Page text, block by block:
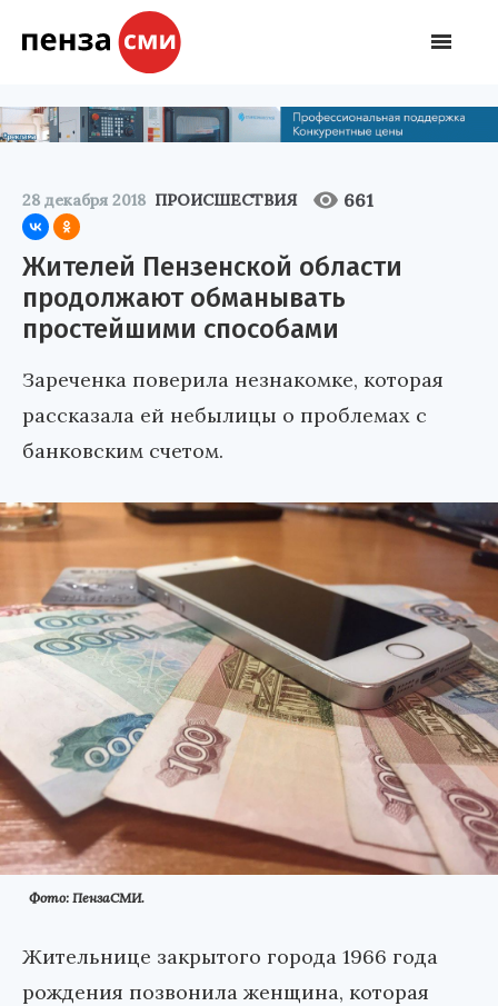
28 декабря 2018 ПРОИСШЕСТВИЯ 661
Жителей Пензенской области
продолжают обманывать
простейшими способами
Зареченка поверила незнакомке, которая
рассказала ей небылицы о проблемах с
банковским счетом.
Фото: ПензаСМИ.
Жительнице закрытого города 1966 года
рождения позвонила женщина, которая